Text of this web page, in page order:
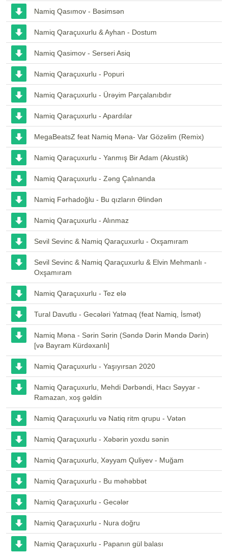
Namiq Qasımov - Bəsimsən
Namiq Qaraçuxurlu & Ayhan - Dostum
Namiq Qasimov - Serseri Asiq
Namiq Qaraçuxurlu - Popuri
Namiq Qaraçuxurlu - Ürəyim Parçalanıbdır
Namiq Qaraçuxurlu - Apardılar
MegaBeatsZ feat Namiq Məna- Var Gözəlim (Remix)
Namiq Qaraçuxurlu - Yanmış Bir Adam (Akustik)
Namiq Qaraçuxurlu - Zəng Çalınanda
Namiq Fərhadoğlu - Bu qızların Əlindən
Namiq Qaraçuxurlu - Alınmaz
Sevil Sevinc & Namiq Qaraçuxurlu - Oxşamıram
Sevil Sevinc & Namiq Qaraçuxurlu & Elvin Mehmanlı -
Oxşamıram
Namiq Qaraçuxurlu - Tez elə
Tural Davutlu - Gecələri Yatmaq (feat Namiq, İsmət)
Namiq Məna - Sərin Sərin (Səndə Dərin Məndə Dərin)
[və Bayram Kürdəxanlı]
Namiq Qaraçuxurlu - Yaşıyırsan 2020
Namiq Qaraçuxurlu, Mehdi Dərbəndi, Hacı Səyyar -
Ramazan, xoş gəldin
Namiq Qaraçuxurlu və Natiq ritm qrupu - Vətən
Namiq Qaraçuxurlu - Xəbərin yoxdu sənin
Namiq Qaraçuxurlu, Xəyyam Quliyev - Muğam
Namiq Qaraçuxurlu - Bu məhəbbət
Namiq Qaraçuxurlu - Gecələr
Namiq Qaraçuxurlu - Nura doğru
Namiq Qaraçuxurlu - Papanın gül balası